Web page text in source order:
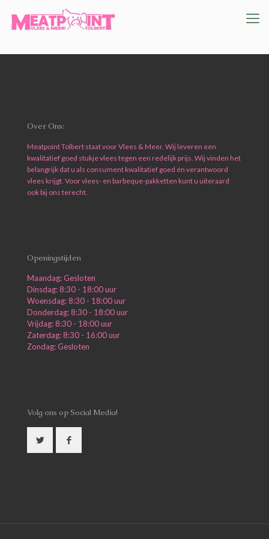
Over Ons:
Meatpoint Tolbert staat voor Vlees & Meer. Wij leveren een
kwalitatief goed stukje vlees tegen een redelijk prijs. Wij vinden het
belangrijk dat u als consument kwalitatief goed én verantwoord
vlees krijgt. Voor vlees- en barbeque-pakketten kunt u uiteraard
ook bij ons terecht.
Openingstijden
Maandag: Gesloten
Dinsdag: 8:30 - 18:00 uur
Woensdag: 8:30 - 18:00 uur
Donderdag: 8:30 - 18:00 uur
Vrijdag: 8:30 - 18:00 uur
Zaterdag: 8:30 - 16:00 uur
Zondag: Gesloten
Volg ons op Social Media!